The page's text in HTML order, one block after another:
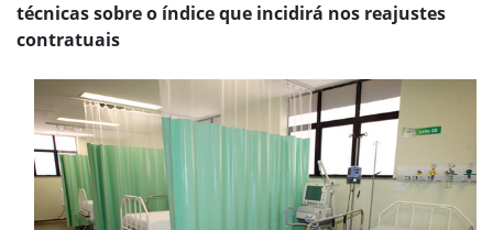
técnicas sobre o índice que incidirá nos reajustes
contratuais